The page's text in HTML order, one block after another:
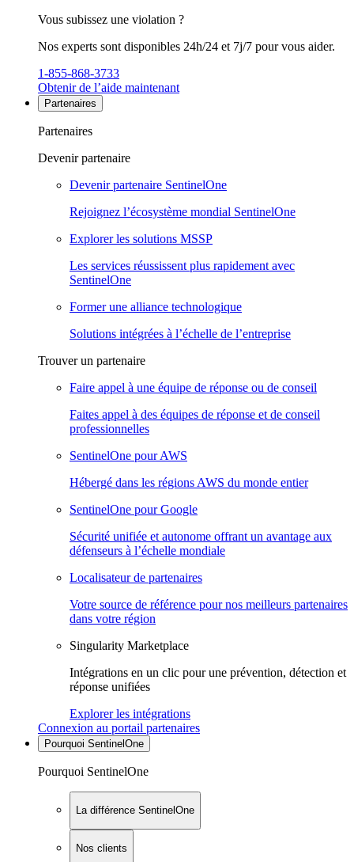
Vous subissez une violation ?
Nos experts sont disponibles 24h/24 et 7j/7 pour vous aider.
1-855-868-3733
Obtenir de l’aide maintenant
Partenaires
Partenaires
Devenir partenaire
Devenir partenaire SentinelOne
Rejoignez l’écosystème mondial SentinelOne
Explorer les solutions MSSP
Les services réussissent plus rapidement avec
SentinelOne
Former une alliance technologique
Solutions intégrées à l’échelle de l’entreprise
Trouver un partenaire
Faire appel à une équipe de réponse ou de conseil
Faites appel à des équipes de réponse et de conseil
professionnelles
SentinelOne pour AWS
Hébergé dans les régions AWS du monde entier
SentinelOne pour Google
Sécurité unifiée et autonome offrant un avantage aux
défenseurs à l’échelle mondiale
Localisateur de partenaires
Votre source de référence pour nos meilleurs partenaires
dans votre région
Singularity Marketplace
Intégrations en un clic pour une prévention, détection et
réponse unifiées
Explorer les intégrations
Connexion au portail partenaires
Pourquoi SentinelOne
Pourquoi SentinelOne
La différence SentinelOne
Nos clients